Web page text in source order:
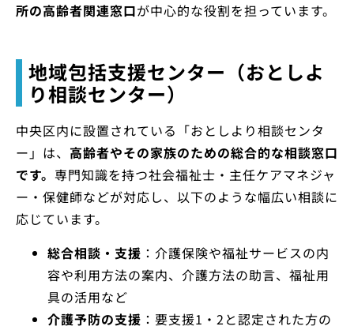
所の高齢者関連窓口が中心的な役割を担っています。
地域包括支援センター（おとしよ
り相談センター）
中央区内に設置されている「おとしより相談センタ
ー」は、 高齢者やその家族のための総合的な相談窓口
です。 専門知識を持つ社会福祉士・主任ケアマネジャ
ー・保健師などが対応し、以下のような幅広い相談に
応じています。
総合相談・支援 ：介護保険や福祉サービスの内
容や利用方法の案内、介護方法の助言、福祉用
具の活用など
介護予防の支援 ：要支援1・2と認定された方の